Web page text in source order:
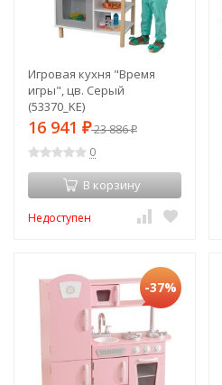
Игровая кухня "Время
игры", цв. Серый
(53370_KE)
16 941 ₽23 886₽
0
В корзину
Недоступен
-37%